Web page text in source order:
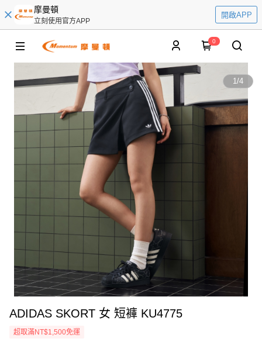
摩曼頓
立刻使用官方APP
開啟APP
0
1/4
ADIDAS SKORT 女 短褲 KU4775
超取滿NT$1,500免運